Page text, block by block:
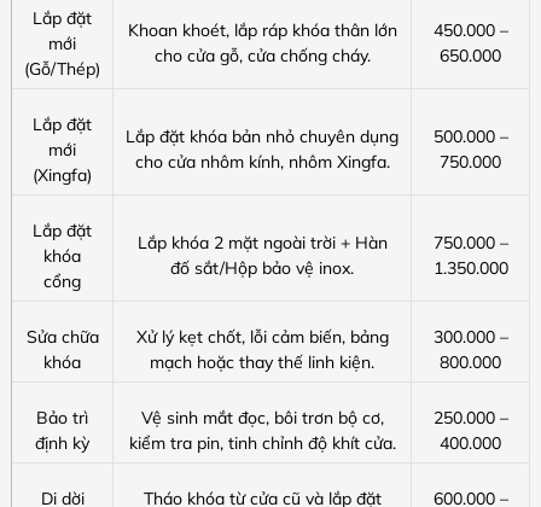
Lắp đặt
mới
(Gỗ/Thép)
Khoan khoét, lắp ráp khóa thân lớn
cho cửa gỗ, cửa chống cháy.
450.000 –
650.000
Lắp đặt
mới
(Xingfa)
Lắp đặt khóa bản nhỏ chuyên dụng
cho cửa nhôm kính, nhôm Xingfa.
500.000 –
750.000
Lắp đặt
khóa
cổng
Lắp khóa 2 mặt ngoài trời + Hàn
đố sắt/Hộp bảo vệ inox.
750.000 –
1.350.000
Sửa chữa
khóa
Xử lý kẹt chốt, lỗi cảm biến, bảng
mạch hoặc thay thế linh kiện.
300.000 –
800.000
Bảo trì
định kỳ
Vệ sinh mắt đọc, bôi trơn bộ cơ,
kiểm tra pin, tinh chỉnh độ khít cửa.
250.000 –
400.000
Di dời Tháo khóa từ cửa cũ và lắp đặt 600.000 –